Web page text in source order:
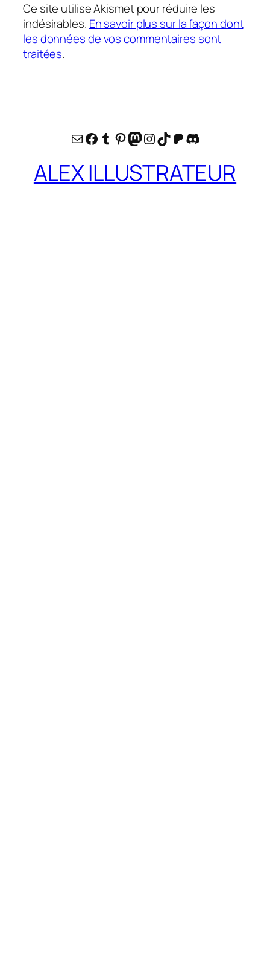
Ce site utilise Akismet pour réduire les
indésirables. En savoir plus sur la façon dont
les données de vos commentaires sont
traitées.
E-mailFacebook
Tumblr
Pinterest
Mastodon
Instagram
TikTok
Patreon
Discord
ALEX ILLUSTRATEUR